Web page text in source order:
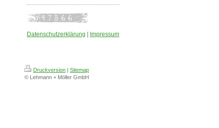
Datenschutzerklärung Impressum
Druckversion | Sitemap
© Lehmann + Möller GmbH